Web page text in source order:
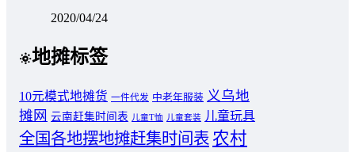
2020/04/24
地摊标签
10元模式地摊货 一件代发 中老年服装 义乌地
摊网 云南赶集时间表 儿童T恤 儿童套装 儿童玩具
全国各地摆地摊赶集时间表 农村